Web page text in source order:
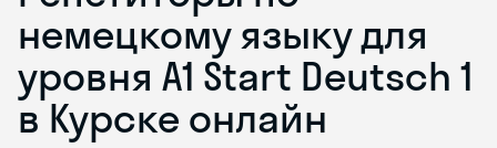
немецкому языку для
уровня A1 Start Deutsch 1
в Курске онлайн
Skyeng Chat
online